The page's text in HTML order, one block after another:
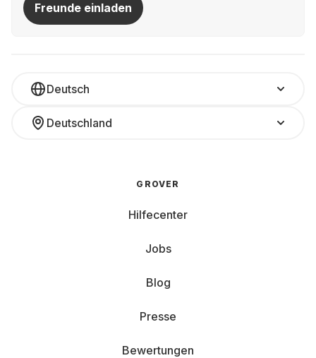
Freunde einladen
Deutsch
Deutschland
GROVER
Hilfecenter
Jobs
Blog
Presse
Bewertungen